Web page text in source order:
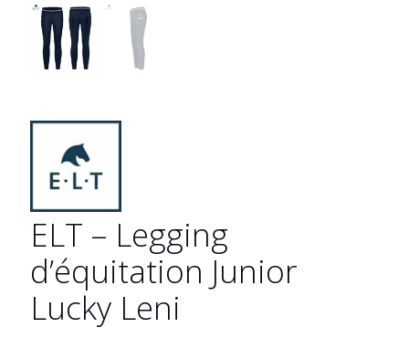
ELT – Legging
d’équitation Junior
Lucky Leni